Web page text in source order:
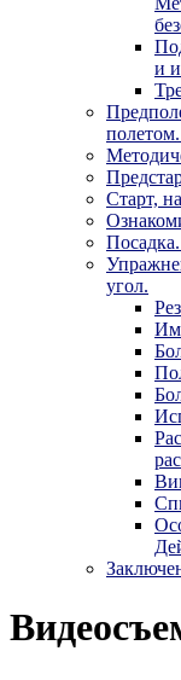
и
Старт,
угол.